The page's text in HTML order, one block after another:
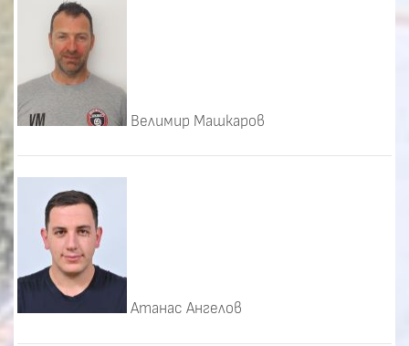
Велимир Машкаров
Атанас Ангелов